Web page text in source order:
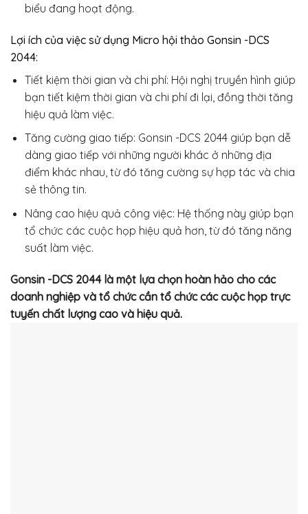
biểu đang hoạt động.
Lợi ích của việc sử dụng Micro hội thảo Gonsin -DCS
2044:
Tiết kiệm thời gian và chi phí: Hội nghị truyền hình giúp
bạn tiết kiệm thời gian và chi phí đi lại, đồng thời tăng
hiệu quả làm việc.
Tăng cường giao tiếp: Gonsin -DCS 2044 giúp bạn dễ
dàng giao tiếp với những người khác ở những địa
điểm khác nhau, từ đó tăng cường sự hợp tác và chia
sẻ thông tin.
Nâng cao hiệu quả công việc: Hệ thống này giúp bạn
tổ chức các cuộc họp hiệu quả hơn, từ đó tăng năng
suất làm việc.
Gonsin -DCS 2044 là một lựa chọn hoàn hảo cho các
doanh nghiệp và tổ chức cần tổ chức các cuộc họp trực
tuyến chất lượng cao và hiệu quả.